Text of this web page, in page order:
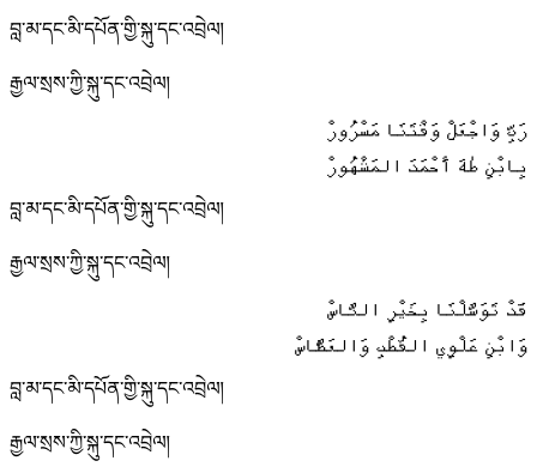
བླ་མ་དང་མི་དཔོན་གྱི་སྐུ་དང་འབྲེལ།
རྒྱལ་སྲས་ཀྱི་སྐུ་དང་འབྲེལ།
رَبِّ وَاجْعَلْ وَقْتَنَا مَسْرُورْ
بِابْنِ طٰهَ أَحْمَدَ المَشْهُورْ
བླ་མ་དང་མི་དཔོན་གྱི་སྐུ་དང་འབྲེལ།
རྒྱལ་སྲས་ཀྱི་སྐུ་དང་འབྲེལ།
قَدْ تَوَسَّلْنَا بِخَيْرِ النَّاسْ
وَابْنِ عَلْوِي القُطْبِ وَالعَطَّاسْ
བླ་མ་དང་མི་དཔོན་གྱི་སྐུ་དང་འབྲེལ།
རྒྱལ་སྲས་ཀྱི་སྐུ་དང་འབྲེལ།